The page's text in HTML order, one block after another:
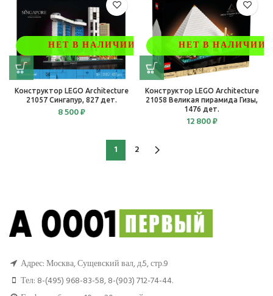
НЕТ В НАЛИЧИИ
Конструктор LEGO Architecture
21057 Сингапур, 827 дет.
8 500₽
НЕТ В НАЛИЧИИ
Конструктор LEGO Architecture
21058 Великая пирамида Гизы,
1476 дет.
12 800₽
1
2
Адрес: Москва, Сущевский вал, д.5, стр.9
Тел: 8-(495) 968-83-58,8-(903) 712-74-44.